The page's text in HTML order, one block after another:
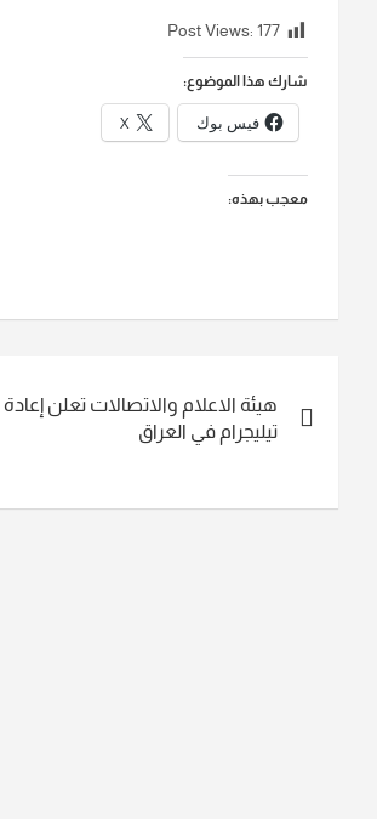
Post Views: 177
شارك هذا الموضوع:
فيس بوك X
معجب بهذه:
المقالات
هيئة الاعلام والاتصالات تعلن
تيليجرام في العراق